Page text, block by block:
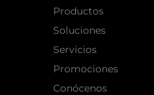
Productos
Soluciones
Servicios
Promociones
Conócenos